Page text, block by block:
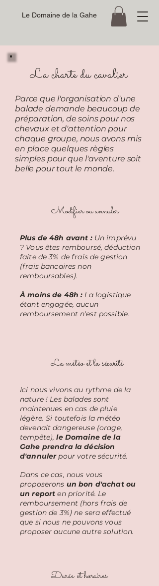
Le Domaine de la Gahe
La charte du cavalier
Parce que l'organisation d'une
balade demande beaucoup de
préparation, de soins pour nos
chevaux et d'attention pour
chaque groupe, nous avons mis
en place quelques règles
simples pour que l'aventure soit
belle pour tout le monde.
Modifier ou annuler
Plus de 48h avant :Un imprévu
? Vous êtes remboursé, déduction
faite de 3% de frais de gestion
(frais bancaires non
remboursables).
À moins de 48h : La logistique
étant engagée, aucun
remboursement n'est possible.
La météo et la sécurité
Ici nous vivons au rythme de la
nature ! Les balades sont
maintenues en cas de pluie
légère. Si toutefois la météo
devenait dangereuse (orage,
tempête),le Domaine de la
Gahe prendra la décision
d'annulerpour votre sécurité.
Dans ce cas, nous vous
proposerons un bon d'achat ou
un report en priorité. Le
remboursement (hors frais de
gestion de 3%) ne sera effectué
que si nous ne pouvons vous
proposer aucune autre solution.
Durée et horaires